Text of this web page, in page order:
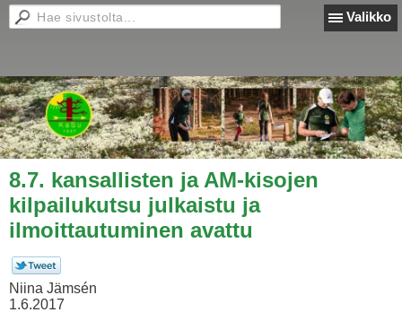
Valikko
8.7. kansallisten ja AM-kisojen
kilpailukutsu julkaistu ja
ilmoittautuminen avattu
Niina Jämsén
1.6.2017